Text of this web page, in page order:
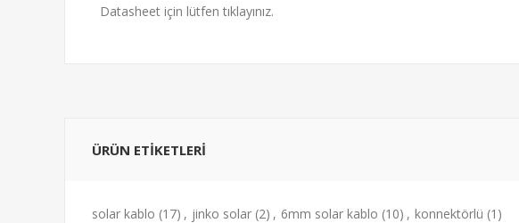
Datasheet için lütfen tıklayınız.
ÜRÜN ETIKETLERI
solar kablo (17) , jinko solar (2) , 6mm solar kablo (10) , konnektörlü (1)